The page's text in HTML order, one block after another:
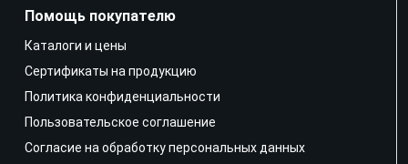
Помощь покупателю
Каталоги и цены
Сертификаты на продукцию
Политика конфиденциальности
Пользовательское соглашение
Согласие на обработку персональных данных